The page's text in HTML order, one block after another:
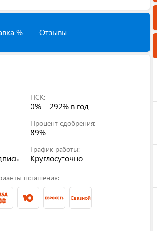
% Отзывы
ПСК:
0% – 292% в год
Процент одобрения:
89%
График работы:
Круглосуточно
погашения: